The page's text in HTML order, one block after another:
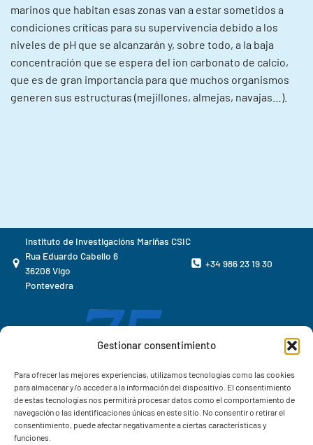
Gestionar consentimiento
Para ofrecer las mejores experiencias, utilizamos tecnologías como las cookies
para almacenar y/o acceder a la información del dispositivo. El consentimiento
de estas tecnologías nos permitirá procesar datos como el comportamiento de
navegación o las identificaciones únicas en este sitio. No consentir o retirar el
consentimiento, puede afectar negativamente a ciertas características y
funciones.
marinos que habitan esas zonas van a estar sometidos a
condiciones críticas para su supervivencia debido a los
niveles de pH que se alcanzarán y, sobre todo, a la baja
concentración que se espera del ion carbonato de calcio,
que es de gran importancia para que muchos organismos
generen sus estructuras (mejillones, almejas, navajas…).
Instituto de Investigacións Mariñas CSIC
Rua Eduardo Cabello 6
36208 Vigo
Pontevedra
+34 986 23 19 30